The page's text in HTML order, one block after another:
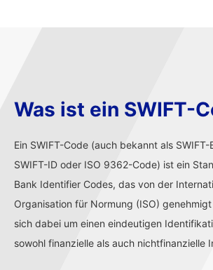
Was ist ein SWIFT-
Ein SWIFT-Code (auch bekannt als SWIFT-
SWIFT-ID oder ISO 9362-Code) ist ein
Bank Identifier Codes, das von der
Organisation für Normung (ISO)
sich dabei um einen eindeutigen
sowohl finanzielle als auch nichtfinanzielle